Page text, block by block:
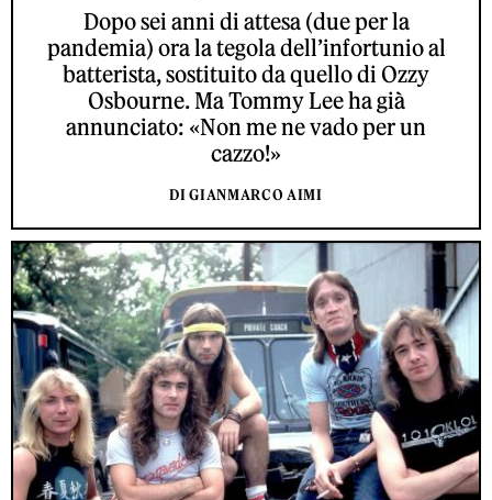
Dopo sei anni di attesa (due per la
pandemia) ora la tegola dell’infortunio al
batterista, sostituito da quello di Ozzy
Osbourne. Ma Tommy Lee ha già
annunciato: «Non me ne vado per un
cazzo!»
DI GIANMARCO AIMI